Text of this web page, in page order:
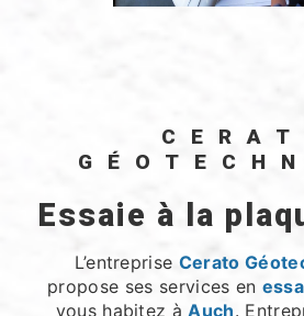
CERATO
essaie à la
L’entreprise Cerato
propose ses services en
vous habitez àAuch.